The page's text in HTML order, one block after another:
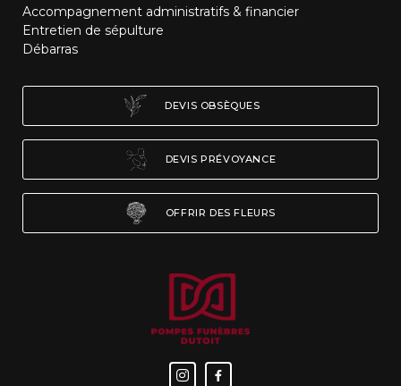
Accompagnement administratifs & financier
Entretien de sépulture
Débarras
DEVIS OBSÈQUES
DEVIS PRÉVOYANCE
OFFRIR DES FLEURS
 